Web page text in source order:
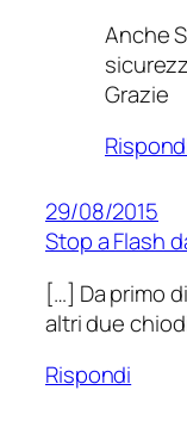
Anche
Grazie
29/08/2015
Stop a Flash
[…] Da primo
altri due
Rispondi